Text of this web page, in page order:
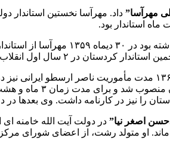
مهرآسا” داد. مهرآسا نخستین
استاندار بود.
ابوالحسن بنی صدر نوبت به دولت محمدعلی رجایی رسید.
۳ شهریور
را نیز در کارنامه داشت. وی بعدها
اصغر نیا”